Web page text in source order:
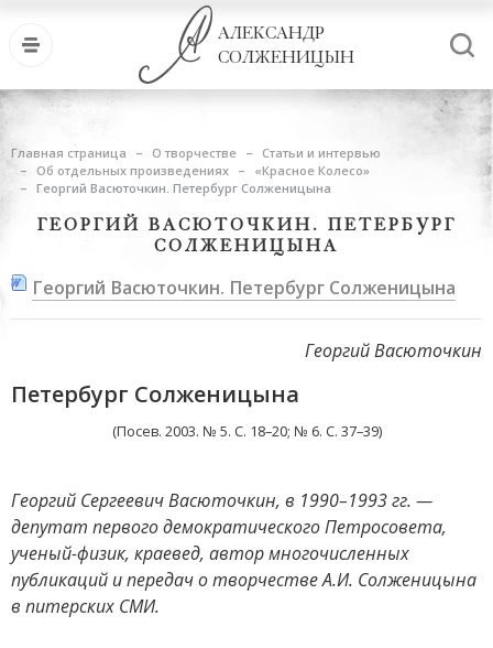
АЛЕКСАНДР
СОЛЖЕНИЦЫН
Главная страница О творчестве
Статьи и интервью
Об отдельных произведениях
«Красное Колесо»
Георгий Васюточкин. Петербург Солженицына
ГЕОРГИЙ ВАСЮТОЧКИН. ПЕТЕРБУРГ
СОЛЖЕНИЦЫНА
Георгий Васюточкин. Петербург Солженицына
Георгий Васюточкин
Петербург Солженицына
(Посев. 2003. № 5. С. 18–20; № 6. С. 37–39)
Георгий Сергеевич Васюточкин, в 1990–1993 гг. —
депутат первого демо­кра­ти­че­ско­го Петросовета,
ученый-физик, краевед, автор многочисленных
публикаций и передач о творчестве А.И. Солженицына
в питерских СМИ.